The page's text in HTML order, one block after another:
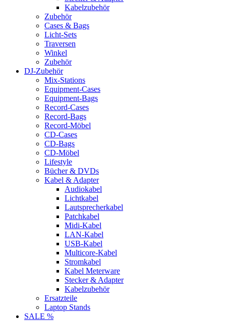
Kabelzubehör
Zubehör
Cases & Bags
Licht-Sets
Traversen
Winkel
Zubehör
DJ-Zubehör
Mix-Stations
Equipment-Cases
Equipment-Bags
Record-Cases
Record-Bags
Record-Möbel
CD-Cases
CD-Bags
CD-Möbel
Lifestyle
Bücher & DVDs
Kabel & Adapter
Audiokabel
Lichtkabel
Lautsprecherkabel
Patchkabel
Midi-Kabel
LAN-Kabel
USB-Kabel
Multicore-Kabel
Stromkabel
Kabel Meterware
Stecker & Adapter
Kabelzubehör
Ersatzteile
Laptop Stands
SALE %